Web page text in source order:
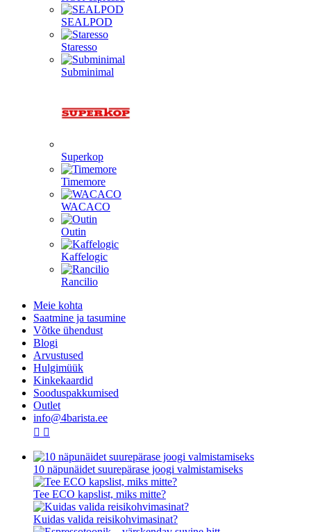
SEALPOD
Staresso
Subminimal
Superkop
Timemore
WACACO
Outin
Kaffelogic
Rancilio
Meie kohta
Saatmine ja tasumine
Võtke ühendust
Blogi
Arvustused
Hulgimüük
Kinkekaardid
Sooduspakkumised
Outlet
info@4barista.ee
10 näpunäidet suurepärase joogi valmistamiseks
Tee ECO kapslist, miks mitte?
Kuidas valida reisikohvimasinat?